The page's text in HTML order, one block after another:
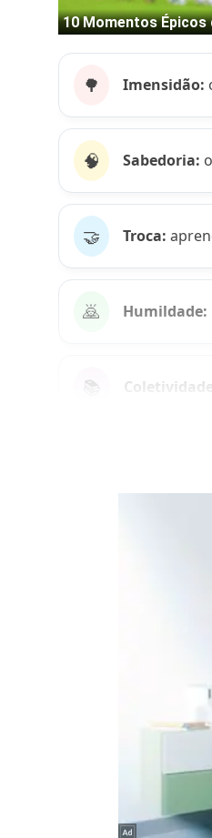
🌳 Imensidão:
🧠 Sabedoria:
🤝 Troca:
🙇 Humildade:
📚
Por que o
Abraçar sozinho
Essa leitura não
completa. Quanto